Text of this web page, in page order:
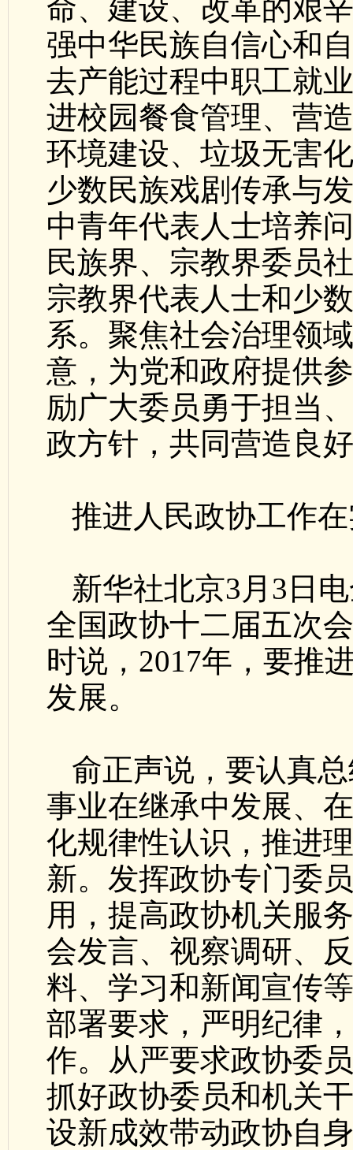
命、建设、改革的艰
强中华民族自信心和
去产能过程中职工就
进校园餐食管理、营
环境建设、垃圾无害
少数民族戏剧传承与
中青年代表人士培养
民族界、宗教界委员
宗教界代表人士和少
系。聚焦社会治理领
意，为党和政府提供
励广大委员勇于担当
政方针，共同营造良
推进人民政协工作
新华社北京3月3日
全国政协十二届五次
时说，2017年，要推
发展。
俞正声说，要认真
事业在继承中发展、
化规律性认识，推进
新。发挥政协专门委
用，提高政协机关服
会发言、视察调研、
料、学习和新闻宣传
部署要求，严明纪律
作。从严要求政协委
抓好政协委员和机关
设新成效带动政协自